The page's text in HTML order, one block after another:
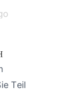
Teil